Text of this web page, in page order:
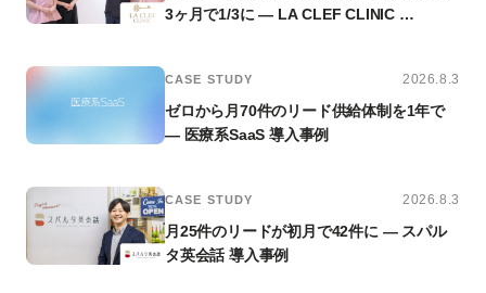
3ヶ月で1/3に — LA CLEF CLINIC …
CASE STUDY 2026.8.3
ゼロから月70件のリード供給体制を1年で
— 医療系SaaS 導入事例
CASE STUDY 2026.8.3
月25件のリードが初月で42件に — スパル
タ英会話 導入事例